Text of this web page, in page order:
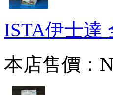
ISTA伊士達
本店售價：